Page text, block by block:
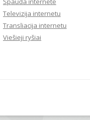
Televizija internetu
Transliacija internetu
Viešieji ryšiai